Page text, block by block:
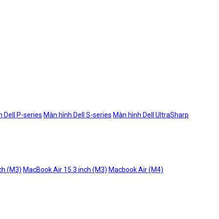
Dell P-series Màn hình Dell S-series Màn hình Dell UltraSharp
(M3) MacBook Air 15.3 inch (M3) Macbook Air (M4)